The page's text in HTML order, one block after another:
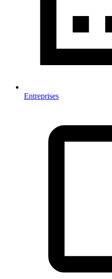
Entreprises